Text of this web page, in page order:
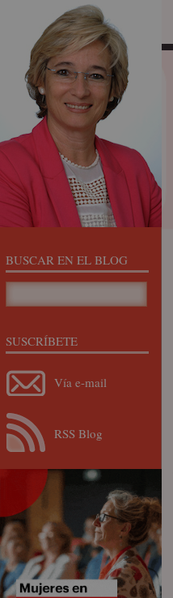
BUSCAR EN EL BLOG
SUSCRÍBETE
Vía e-mail
RSS Blog